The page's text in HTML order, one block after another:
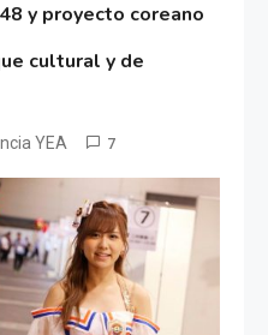
y proyecto coreano
cultural y de
YEA 7